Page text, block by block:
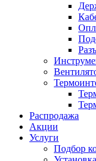
Распродажа
Акции
Услуги
Подбор